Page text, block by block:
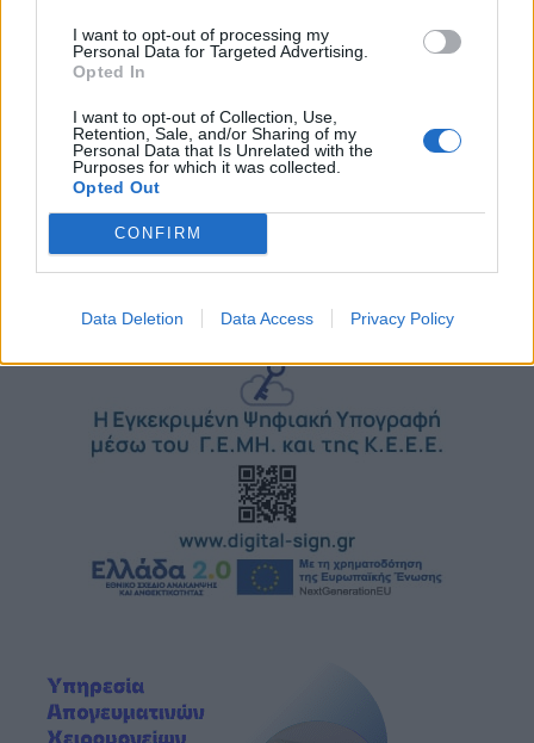
I want to opt-out of processing my
Personal Data for Targeted Advertising.
Opted In
I want to opt-out of Collection, Use,
Retention, Sale, and/or Sharing of my
Personal Data that Is Unrelated with the
Purposes for which it was collected.
Opted Out
CONFIRM
Data Deletion Data Access Privacy Policy
Ενοίκια: Τέλος στις πληρωμές με μετρητά από 1η
Οκτώβρη, οι υποχρεώσεις και οι κυρώσεις που
έρχονται
Παρασκευή, 31 Ιουλίου 2026 9:45 ΠΜ